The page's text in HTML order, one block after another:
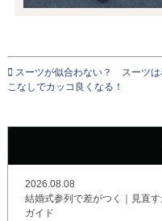
スーツが似合わない？ スーツは
こなしでカッコ良くなる！
2026.08.08
結婚式参列で差がつく｜見直
ガイド